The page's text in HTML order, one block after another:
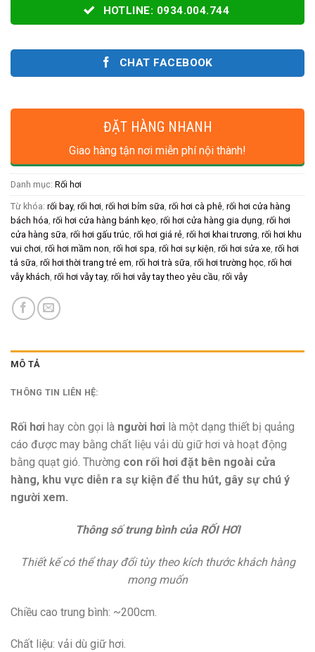
HOTLINE: 0934.004.744
CHAT FACEBOOK
ĐẶT HÀNG NHANH
Giao hàng tận nơi miễn phí nội thành!
Danh mục: Rối hơi
Từ khóa: rối bay, rối hơi, rối hơi bỉm sữa, rối hơi cà phê, rối hơi cửa hàng
bách hóa, rối hơi cửa hàng bánh kẹo, rối hơi cửa hàng gia dụng, rối hơi
cửa hàng sữa, rối hơi gấu trúc, rối hơi giá rẻ, rối hơi khai trương, rối hơi khu
vui chơi, rối hơi mầm non, rối hơi spa, rối hơi sự kiện, rối hơi sửa xe, rối hơi
tả sữa, rối hơi thời trang trẻ em, rối hơi trà sữa, rối hơi trường học, rối hơi
vẫy khách, rối hơi vẫy tay, rối hơi vẫy tay theo yêu cầu, rối vẫy
MÔ TẢ
THÔNG TIN LIÊN HỆ:
Rối hơi hay còn gọi là người hơi là một dạng thiết bị quảng
cáo được may bằng chất liệu vải dù giữ hơi và hoạt động
bằng quạt gió. Thường con rối hơi đặt bên ngoài cửa
hàng, khu vực diễn ra sự kiện để thu hút, gây sự chú ý
người xem.
Thông số trung bình của RỐI HƠI
Thiết kế có thể thay đổi tùy theo kích thước khách hàng
mong muốn
Chiều cao trung bình: ~200cm.
Chất liệu: vải dù giữ hơi.